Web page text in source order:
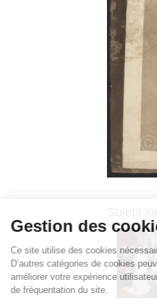
Gestion des
Ce site utilise des cookies
D’autres catégories de cookies
améliorer votre expérience
de fréquentation du site.